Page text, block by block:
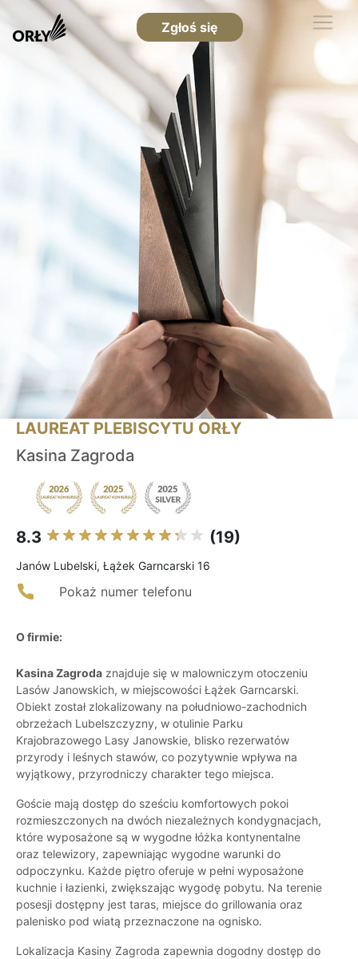
Zgłoś się
LAUREAT PLEBISCYTU ORŁY
Kasina Zagroda
8.3 (19)
Janów Lubelski, Łążek Garncarski 16
Pokaż numer telefonu
O firmie:
Kasina Zagroda znajduje się w malowniczym otoczeniu
Lasów Janowskich, w miejscowości Łążek Garncarski.
Obiekt został zlokalizowany na południowo-zachodnich
obrzeżach Lubelszczyzny, w otulinie Parku
Krajobrazowego Lasy Janowskie, blisko rezerwatów
przyrody i leśnych stawów, co pozytywnie wpływa na
wyjątkowy, przyrodniczy charakter tego miejsca.
Goście mają dostęp do sześciu komfortowych pokoi
rozmieszczonych na dwóch niezależnych kondygnacjach,
które wyposażone są w wygodne łóżka kontynentalne
oraz telewizory, zapewniając wygodne warunki do
odpoczynku. Każde piętro oferuje w pełni wyposażone
kuchnie i łazienki, zwiększając wygodę pobytu. Na terenie
posesji dostępny jest taras, miejsce do grillowania oraz
palenisko pod wiatą przeznaczone na ognisko.
Lokalizacja Kasiny Zagroda zapewnia dogodny dostęp do